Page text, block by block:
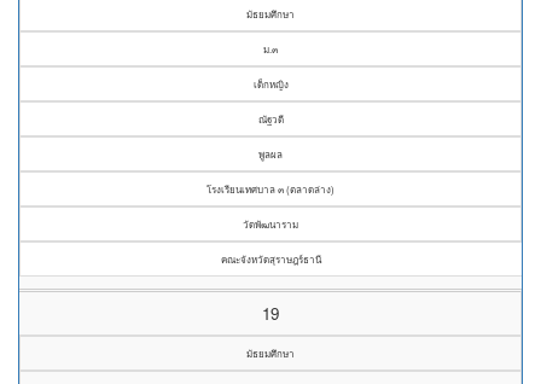
มัธยมศึกษา
ม.๓
เด็กหญิง
ณัฐวดี
พูลผล
โรงเรียนเทศบาล ๓ (ตลาดล่าง)
วัดพัฒนาราม
คณะจังหวัดสุราษฎร์ธานี
19
มัธยมศึกษา